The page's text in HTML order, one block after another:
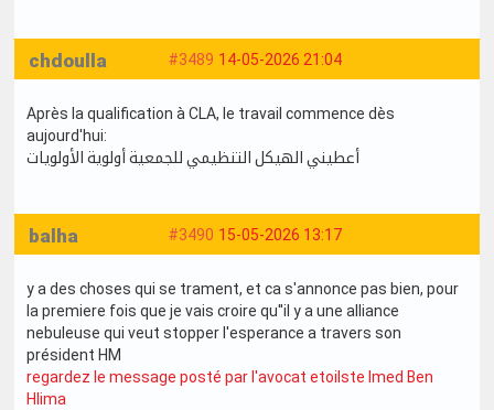
#3489 14-05-2026 21:04
chdoulla
Après la qualification à CLA, le travail commence dès
aujourd'hui:
أعطيني الهيكل التنظيمي للجمعية أولوية الأولويات
#3490 15-05-2026 13:17
balha
y a des choses qui se trament, et ca s'annonce pas bien, pour
la premiere fois que je vais croire qu''il y a une alliance
nebuleuse qui veut stopper l'esperance a travers son
président HM
regardez le message posté par l'avocat etoilste Imed Ben
Hlima